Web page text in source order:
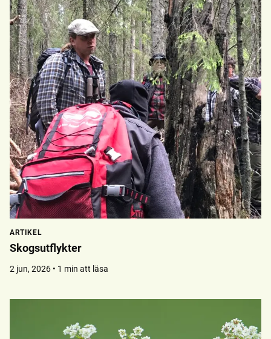
ARTIKEL
Skogsutflykter
2 jun, 2026 • 1 min att läsa